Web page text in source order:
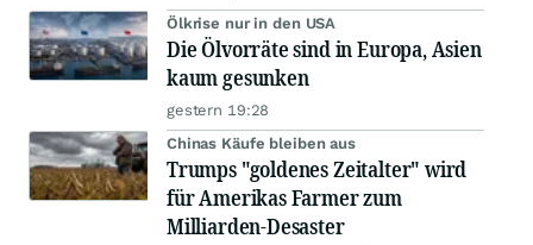
Ölkrise nur in den USA
Die Ölvorräte sind in Europa, Asien
kaum gesunken
gestern 19:28
Chinas Käufe bleiben aus
Trumps "goldenes Zeitalter" wird
für Amerikas Farmer zum
Milliarden-Desaster